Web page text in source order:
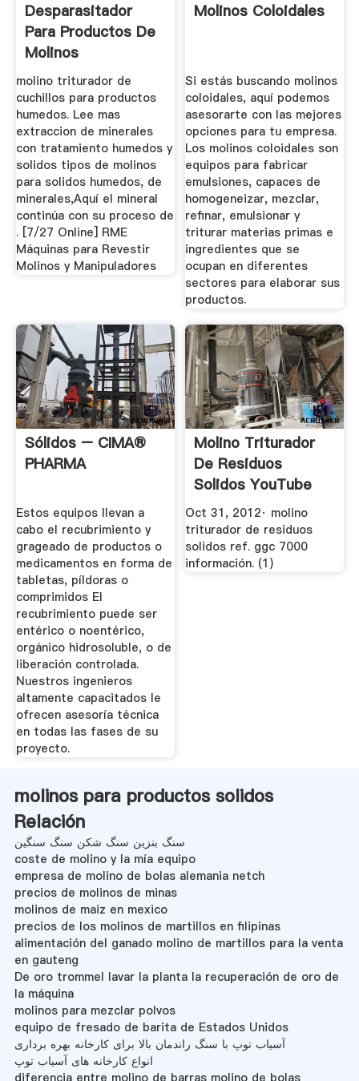
Desparasitador
Para Productos De
Molinos
molino triturador de
cuchillos para productos
humedos. Lee mas
extraccion de minerales
con tratamiento humedos y
solidos tipos de molinos
para solidos humedos, de
minerales,Aquí el mineral
continúa con su proceso de
. [7/27 Online] RME
Máquinas para Revestir
Molinos y Manipuladores
Molinos Coloidales
Si estás buscando molinos
coloidales, aquí podemos
asesorarte con las mejores
opciones para tu empresa.
Los molinos coloidales son
equipos para fabricar
emulsiones, capaces de
homogeneizar, mezclar,
refinar, emulsionar y
triturar materias primas e
ingredientes que se
ocupan en diferentes
sectores para elaborar sus
productos.
Sólidos – CIMA®
PHARMA
Estos equipos llevan a
cabo el recubrimiento y
grageado de productos o
medicamentos en forma de
tabletas, píldoras o
comprimidos El
recubrimiento puede ser
entérico o noentérico,
orgánico hidrosoluble, o de
liberación controlada.
Nuestros ingenieros
altamente capacitados le
ofrecen asesoría técnica
en todas las fases de su
proyecto.
Molino Triturador
De Residuos
Solidos YouTube
Oct 31, 2012· molino
triturador de residuos
solidos ref. ggc 7000
información. (1)
molinos para productos solidos
Relación
سنگ بنزین سنگ شکن سنگ سنگین
coste de molino y la mía equipo
empresa de molino de bolas alemania netch
precios de molinos de minas
molinos de maiz en mexico
precios de los molinos de martillos en filipinas
alimentación del ganado molino de martillos para la venta
en gauteng
De oro trommel lavar la planta la recuperación de oro de
la máquina
molinos para mezclar polvos
equipo de fresado de barita de Estados Unidos
آسیاب توپ با سنگ راندمان بالا برای کارخانه بهره برداری
انواع کارخانه های آسیاب توپ
diferencia entre molino de barras molino de bolas